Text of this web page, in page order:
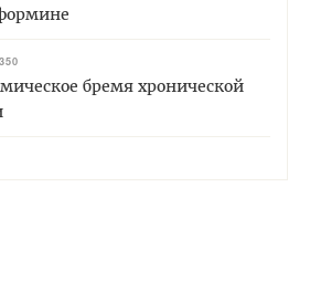
бремя хронической